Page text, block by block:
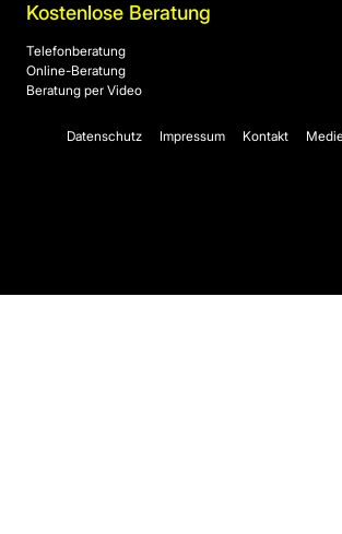
Kostenlose Beratung
Telefonberatung
Online-Beratung
Beratung per Video
Datenschutz Impressum Kontakt